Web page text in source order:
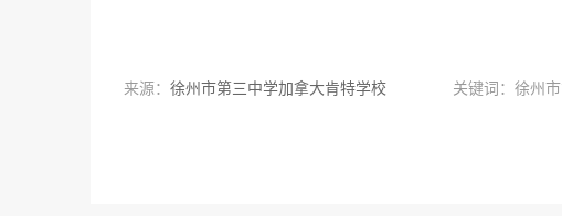
来源： 徐州市第三中学加拿大肯特学校 关键词：徐州